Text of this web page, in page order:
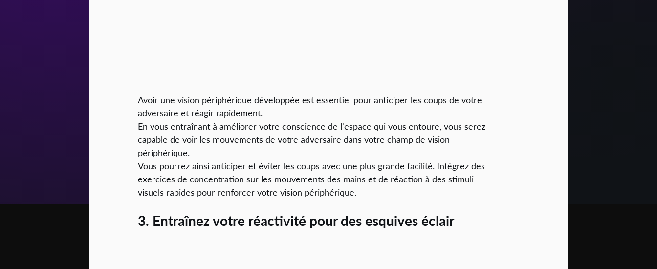
Avoir une vision périphérique développée est essentiel pour anticiper les coups de votre
adversaire et réagir rapidement.
En vous entraînant à améliorer votre conscience de l'espace qui vous entoure, vous serez
capable de voir les mouvements de votre adversaire dans votre champ de vision
périphérique.
Vous pourrez ainsi anticiper et éviter les coups avec une plus grande facilité. Intégrez des
exercices de concentration sur les mouvements des mains et de réaction à des stimuli
visuels rapides pour renforcer votre vision périphérique.
3. Entraînez votre réactivité pour des esquives éclair